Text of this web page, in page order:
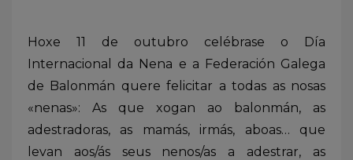
Hoxe 11 de outubro celébrase o Día
Internacional da Nena e a Federación Galega
de Balonmán quere felicitar a todas as nosas
«nenas»: As que xogan ao balonmán, as
adestradoras, as mamás, irmás, aboas… que
levan aos/ás seus nenos/as a adestrar, as